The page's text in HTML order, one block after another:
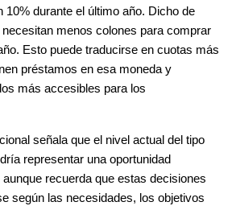
10% durante el último año. Dicho de
menos colones para comprar
Esto puede traducirse en cuotas más
préstamos en esa moneda y
más accesibles para los
señala que el nivel actual del tipo
representar una oportunidad
aunque recuerda que estas decisiones
según las necesidades, los objetivos